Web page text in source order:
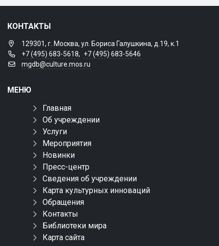
КОНТАКТЫ
129301, г. Москва, ул. Бориса Галушкина, д.19, к.1
+7 (495) 683-5618, +7 (495) 683-5646
mgdb@culture.mos.ru
МЕНЮ
Главная
Об учреждении
Услуги
Мероприятия
Новинки
Пресс-центр
Сведения об учреждении
Карта культурных инноваций
Обращения
Контакты
Библиотеки мира
Карта сайта